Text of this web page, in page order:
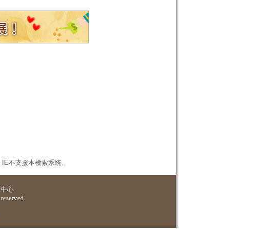
不支援本檢索系統。
心